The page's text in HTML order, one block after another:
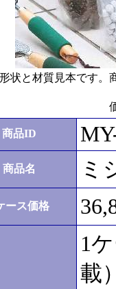
状と材質見本です。
商品ID
商品名 ミ
ース価格
1
載